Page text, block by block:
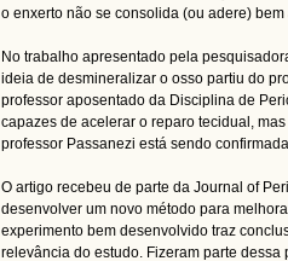
o enxerto não se consolida (ou adere)
No trabalho apresentado pela
ideia de desmineralizar o osso partiu do
professor aposentado da Disciplina de
capazes de acelerar o reparo tecidual,
professor Passanezi está sendo
O artigo recebeu de parte da Journal of
desenvolver um novo método para
experimento bem desenvolvido traz
relevância do estudo. Fizeram parte